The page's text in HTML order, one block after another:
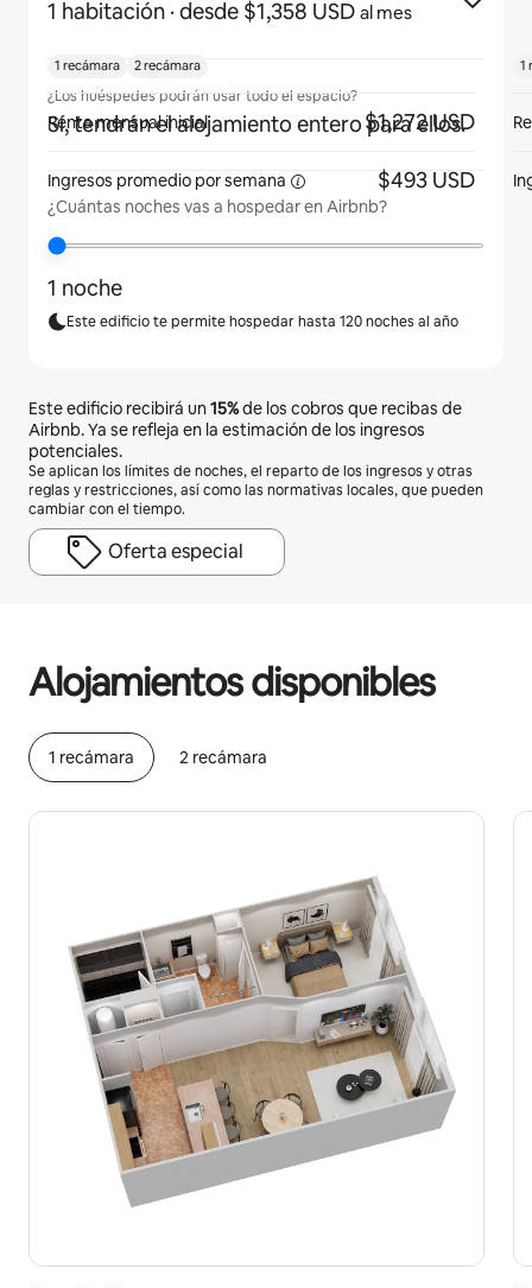
1 habitación · desde $1,358 USD al mes
¿Los huéspedes podrán usar todo el espacio?
Sí, tendrán el alojamiento entero para ellos.
¿Cuántas noches vas a hospedar en Airbnb?
1 noche
Este edificio te permite hospedar hasta 120 noches al año
Este edificio recibirá un15%de los cobros que recibas de
Airbnb. Ya se refleja en la estimación de los ingresos
potenciales.
Se aplican los límites de noches, el reparto de los ingresos y otras
reglas y restricciones, así como las normativas locales, que pueden
cambiar con el tiempo.
Oferta especial
Alojamientos disponibles
1 recámara 2 recámara
1 recámara 2 recámara
Renta mensual inicial $1,272 USD
Ingresos promedio porsemana $493 USD
1